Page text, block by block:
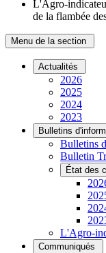
L'Agro-
de la flambée
Menu de la section
Actualités
2026
2025
2024
2023
Bulletins
Bulletins
Bulletin
État des
L'Agro-
Communiqués